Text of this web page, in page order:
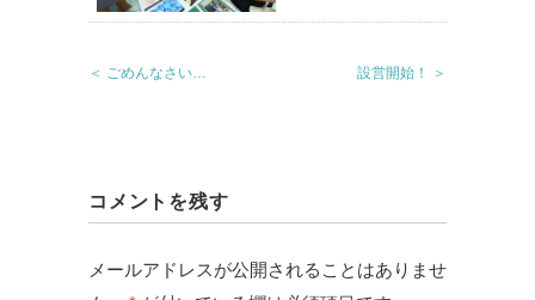
＜ ごめんなさい… 設営開始！ ＞
コメントを残す
メールアドレスが公開されることはありませ